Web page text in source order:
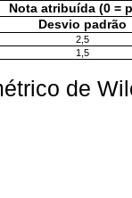
Nota atribuída (0 =
Desvio padrão
2,5
1,5
de